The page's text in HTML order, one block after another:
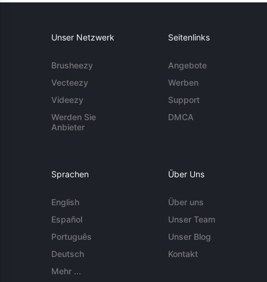
Unser Netzwerk
Brusheezy
Vecteezy
Videezy
Werden Sie
Anbieter
Seitenlinks
Angebote
Werben
Support
DMCA
Sprachen
English
Español
Português
Deutsch
Mehr ...
Über Uns
Über uns
Unser Team
Unser Blog
Kontakt